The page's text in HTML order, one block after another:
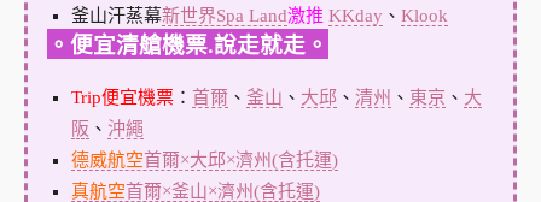
釜山汗蒸幕新世界Spa Land激推 KKday 、 Klook
。便宜清艙機票.說走就走。
Trip便宜機票： 首爾 、 釜山 、 大邱 、 清州 、 東京 、 大
阪 、 沖繩
德威航空首爾×大邱×濟州(含托運)
真航空首爾×釜山×濟州(含托運)